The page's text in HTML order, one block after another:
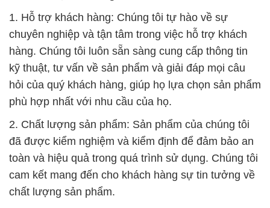
1. Hỗ trợ khách hàng: Chúng tôi tự hào về sự
chuyên nghiệp và tận tâm trong việc hỗ trợ khách
hàng. Chúng tôi luôn sẵn sàng cung cấp thông tin
kỹ thuật, tư vấn về sản phẩm và giải đáp mọi câu
hỏi của quý khách hàng, giúp họ lựa chọn sản phẩm
phù hợp nhất với nhu cầu của họ.
2. Chất lượng sản phẩm: Sản phẩm của chúng tôi
đã được kiểm nghiệm và kiểm định để đảm bảo an
toàn và hiệu quả trong quá trình sử dụng. Chúng tôi
cam kết mang đến cho khách hàng sự tin tưởng về
chất lượng sản phẩm.